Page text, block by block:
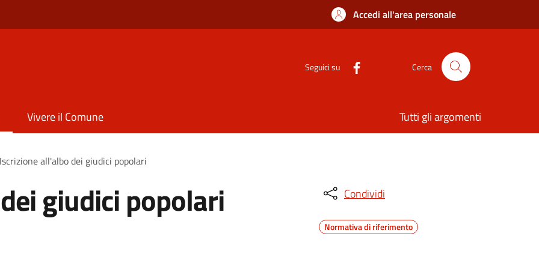
Accedi all'area personale
Seguici su Cerca
Vivere il Comune Tutti gli argomenti
Iscrizione all'albo dei giudici popolari
giudici popolari Condividi
Normativa di riferimento